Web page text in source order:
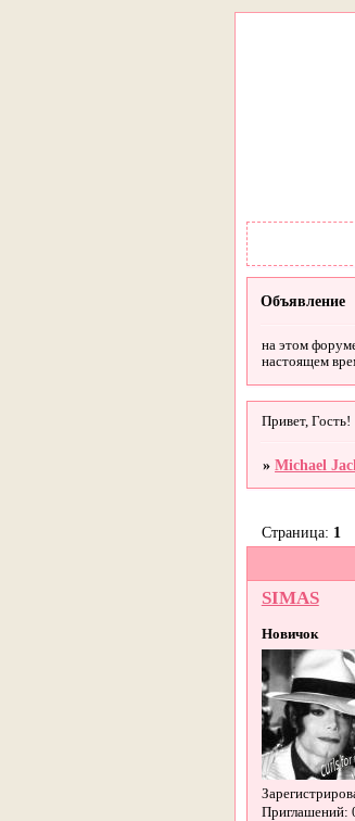
Объявление
на этом
настоящем
Привет, Гость!
»Michael
Страница: 1
SIMAS
Новичок
Приглашений: